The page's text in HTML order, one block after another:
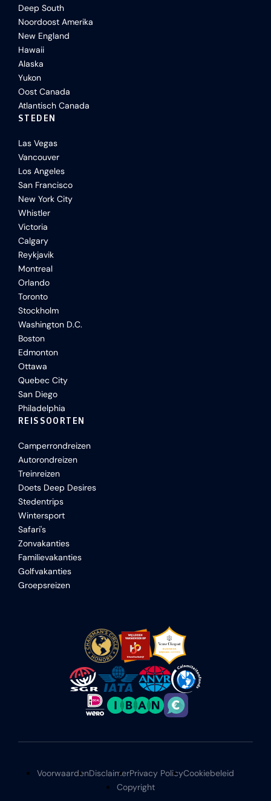
Deep South
Noordoost Amerika
New England
Hawaii
Alaska
Yukon
Oost Canada
Atlantisch Canada
STEDEN
Las Vegas
Vancouver
Los Angeles
San Francisco
New York City
Whistler
Victoria
Calgary
Reykjavik
Montreal
Orlando
Toronto
Stockholm
Washington D.C.
Boston
Edmonton
Ottawa
Quebec City
San Diego
Philadelphia
REISSOORTEN
Camperrondreizen
Autorondreizen
Treinreizen
Doets Deep Desires
Stedentrips
Wintersport
Safari's
Zonvakanties
Familievakanties
Golfvakanties
Groepsreizen
VoorwaardenDisclaimerPrivacy PolicyCookiebeleid
Copyright